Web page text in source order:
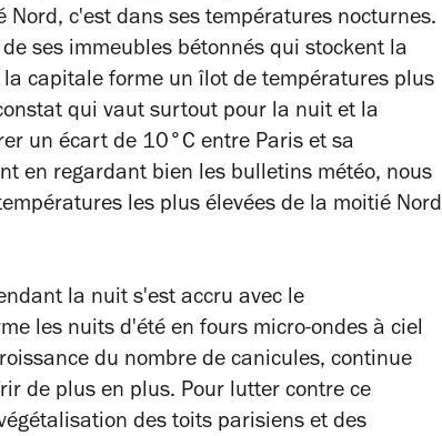
c'est dans ses températures nocturnes.
ses immeubles bétonnés qui stockent la
capitale forme un îlot de températures plus
qui vaut surtout pour la nuit et la
un écart de 10°C entre Paris et sa
en regardant bien les bulletins météo, nous
les plus élevées de la moitié Nord
la nuit s'est accru avec le
les nuits d'été en fours micro-ondes à ciel
du nombre de canicules, continue
de plus en plus. Pour lutter contre ce
des toits parisiens et des